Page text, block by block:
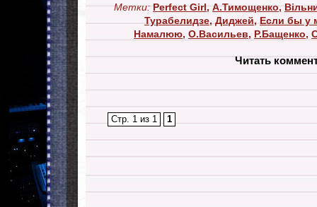
Метки: Perfect Girl,А.Тимощенко,
Турабелидзе,Диджей,Если бы у
Намалюю, О.Васильев, Р.Бащенко,
Читать
Стр. 1 из 1 1